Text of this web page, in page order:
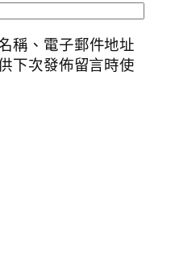
稱、電子郵件地址
下次發佈留言時使